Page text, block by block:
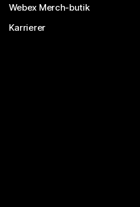
Webex Merch-butik
Karrierer